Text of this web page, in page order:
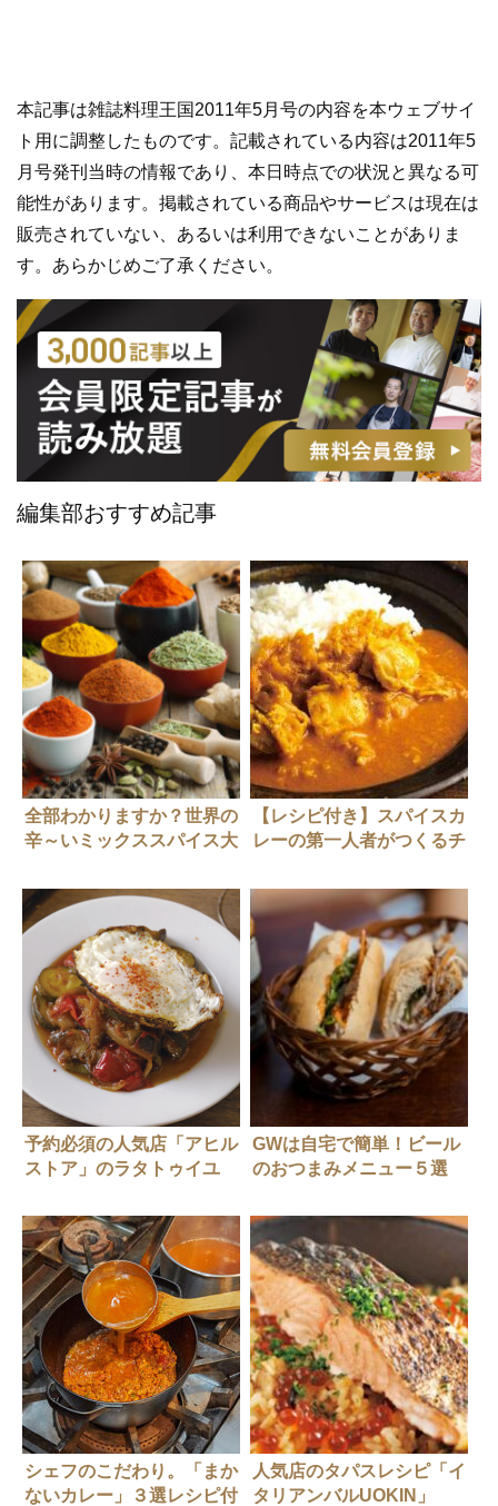
本記事は雑誌料理王国2011年5月号の内容を本ウェブサイ
ト用に調整したものです。記載されている内容は2011年5
月号発刊当時の情報であり、本日時点での状況と異なる可
能性があります。掲載されている商品やサービスは現在は
販売されていない、あるいは利用できないことがありま
す。あらかじめご了承ください。
編集部おすすめ記事
全部わかりますか？世界の
辛～いミックススパイス大
【レシピ付き】スパイスカ
レーの第一人者がつくるチ
予約必須の人気店「アヒル
ストア」のラタトゥイユ
GWは自宅で簡単！ビール
のおつまみメニュー５選
シェフのこだわり。「まか
ないカレー」３選レシピ付
人気店のタパスレシピ「イ
タリアンバルUOKIN」